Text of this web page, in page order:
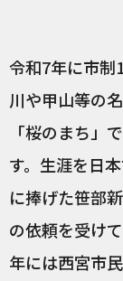
令和7年に市制
川や甲山等の
「桜のまち」
す。生涯を日
に捧げた笹部
の依頼を受け
年には西宮市